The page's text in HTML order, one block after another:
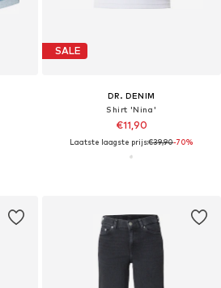
SALE
DR. DENIM
Shirt 'Nina'
€11,90
Laatste laagste prijs:€39,90-70%